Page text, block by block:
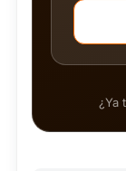
¿Ya